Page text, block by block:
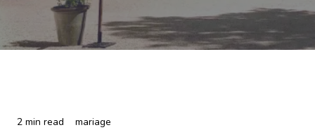
2 min read mariage